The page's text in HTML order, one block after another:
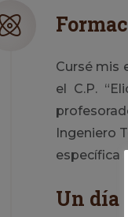
Cursé mis
el C.P.
Ingeniero
específica
Un día